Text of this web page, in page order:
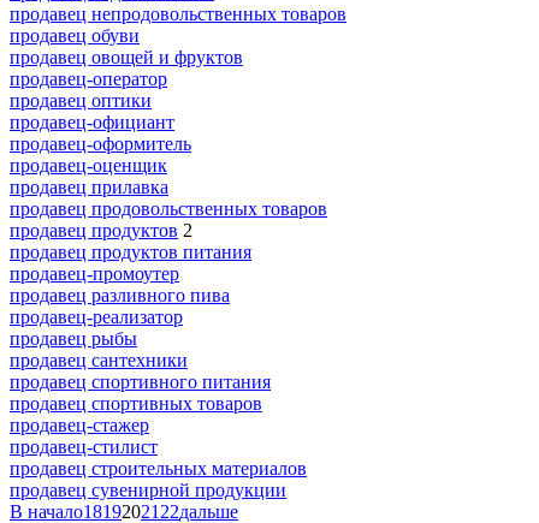
продавец непродовольственных товаров
продавец обуви
продавец овощей и фруктов
продавец-оператор
продавец оптики
продавец-официант
продавец-оформитель
продавец-оценщик
продавец прилавка
продавец продовольственных товаров
продавец продуктов 2
продавец продуктов питания
продавец-промоутер
продавец разливного пива
продавец-реализатор
продавец рыбы
продавец сантехники
продавец спортивного питания
продавец спортивных товаров
продавец-стажер
продавец-стилист
продавец строительных материалов
продавец сувенирной продукции
В начало18192021 22дальше